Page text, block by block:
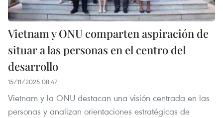
Vietnam y ONU comparten aspiración de
situar a las personas en el centro del
desarrollo
15/11/2025 08:47
Vietnam y la ONU destacan una visión centrada en las
personas y analizan orientaciones estratégicas de